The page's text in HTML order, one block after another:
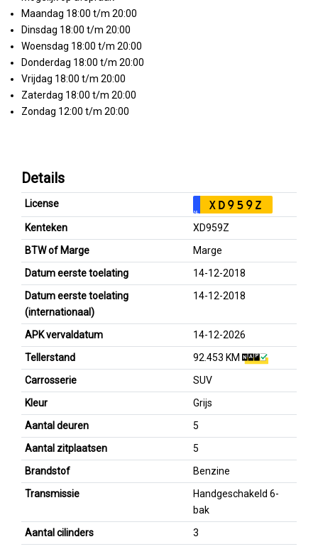
Maandag 18:00 t/m 20:00
Dinsdag 18:00 t/m 20:00
Woensdag 18:00 t/m 20:00
Donderdag 18:00 t/m 20:00
Vrijdag 18:00 t/m 20:00
Zaterdag 18:00 t/m 20:00
Zondag 12:00 t/m 20:00
Details
License
NL XD959Z
Kenteken
XD959Z
BTW of Marge
Marge
Datum eerste toelating
14-12-2018
Datum eerste toelating
(internationaal)
14-12-2018
APK vervaldatum
14-12-2026
Tellerstand
92.453 KM
Carrosserie
SUV
Kleur
Grijs
Aantal deuren
5
Aantal zitplaatsen
5
Brandstof
Benzine
Transmissie
Handgeschakeld 6-
bak
Aantal cilinders
3